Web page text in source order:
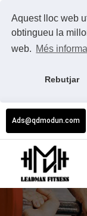
Aquest lloc web
obtingueu la
web. Més
Rebutjar
Ads@qdmodun.com